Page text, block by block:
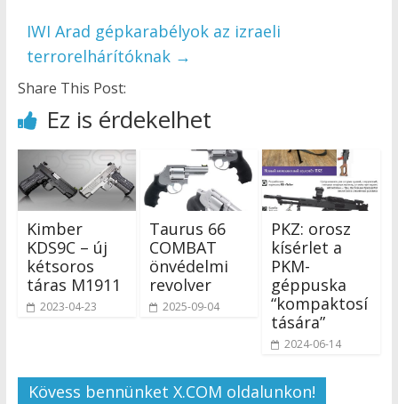
IWI Arad gépkarabélyok az izraeli
terrorelhárítóknak →
Share This Post:
Ez is érdekelhet
Kimber
KDS9C – új
kétsoros
táras M1911
2023-04-23
Taurus 66
COMBAT
önvédelmi
revolver
2025-09-04
PKZ: orosz
kísérlet a
PKM-
géppuska
“kompaktosí
tására”
2024-06-14
Kövess bennünket X.COM oldalunkon!